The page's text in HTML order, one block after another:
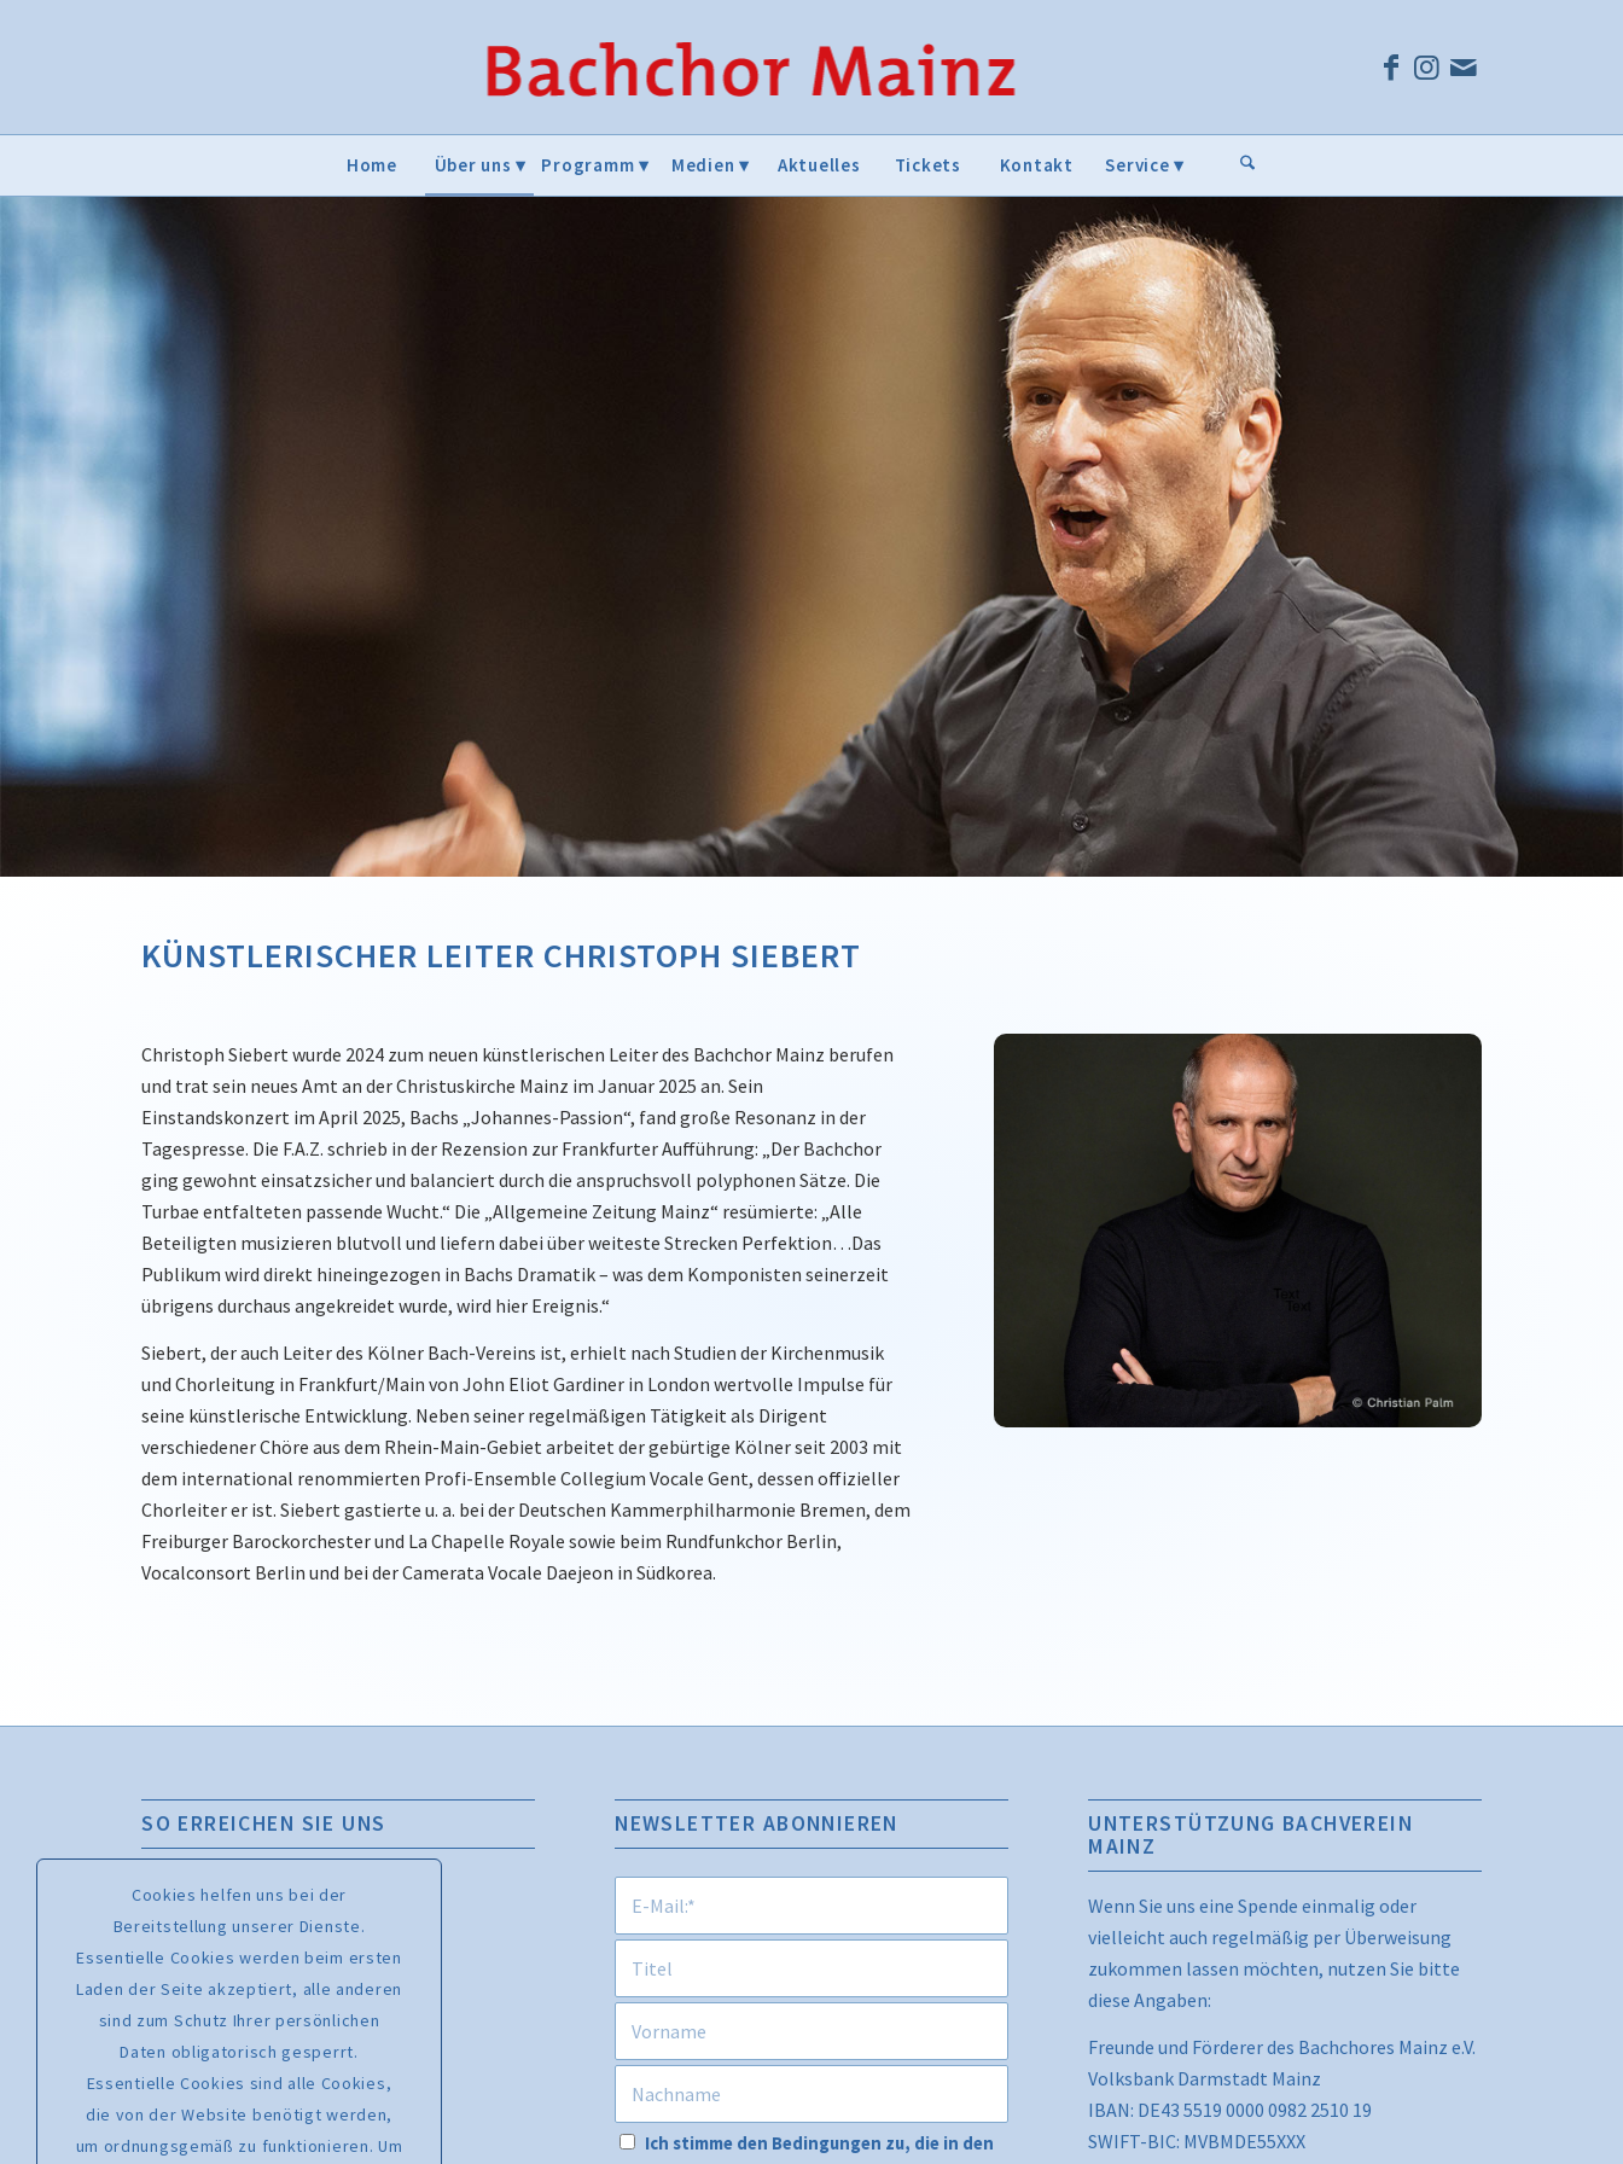
Home Über uns Programm Medien Aktuelles Tickets Kontakt Service
KÜNSTLERISCHER LEITER CHRISTOPH SIEBERT
Christoph Siebert wurde 2024 zum neuen künstlerischen Leiter des Bachchor Mainz berufen
und trat sein neues Amt an der Christuskirche Mainz im Januar 2025 an. Sein
Einstandskonzert im April 2025, Bachs „Johannes-Passion“, fand große Resonanz in der
Tagespresse. Die F.A.Z. schrieb in der Rezension zur Frankfurter Aufführung: „Der Bachchor
ging gewohnt einsatzsicher und balanciert durch die anspruchsvoll polyphonen Sätze. Die
Turbae entfalteten passende Wucht.“ Die „Allgemeine Zeitung Mainz“ resümierte: „Alle
Beteiligten musizieren blutvoll und liefern dabei über weiteste Strecken Perfektion…Das
Publikum wird direkt hineingezogen in Bachs Dramatik – was dem Komponisten seinerzeit
übrigens durchaus angekreidet wurde, wird hier Ereignis.“
Siebert, der auch Leiter des Kölner Bach-Vereins ist, erhielt nach Studien der Kirchenmusik
und Chorleitung in Frankfurt/Main von John Eliot Gardiner in London wertvolle Impulse für
seine künstlerische Entwicklung. Neben seiner regelmäßigen Tätigkeit als Dirigent
verschiedener Chöre aus dem Rhein-Main-Gebiet arbeitet der gebürtige Kölner seit 2003 mit
dem international renommierten Profi-Ensemble Collegium Vocale Gent, dessen offizieller
Chorleiter er ist. Siebert gastierte u. a. bei der Deutschen Kammerphilharmonie Bremen, dem
Freiburger Barockorchester und La Chapelle Royale sowie beim Rundfunkchor Berlin,
Vocalconsort Berlin und bei der Camerata Vocale Daejeon in Südkorea.
Christoph Siebert
SO ERREICHEN SIE UNS
Chormanagement – Melanie Leising
Telefon: 0176 46760701
www.bachchormainz.de
www.facebook.com/bachchor.mz
info@bachchormainz.de
Kartenhotline: 06723 602170
NEWSLETTER ABONNIEREN
Ich stimme den Bedingungen zu, die in den
UNTERSTÜTZUNG BACHVEREIN
MAINZ
Wenn Sie uns eine Spende einmalig oder
vielleicht auch regelmäßig per Überweisung
zukommen lassen möchten, nutzen Sie bitte
diese Angaben:
Freunde und Förderer des Bachchores Mainz e.V.
Volksbank Darmstadt Mainz
IBAN: DE43 5519 0000 0982 2510 19
SWIFT-BIC: MVBMDE55XXX
Cookies helfen uns bei der
Bereitstellung unserer Dienste.
Essentielle Cookies werden beim ersten
Laden der Seite akzeptiert, alle anderen
sind zum Schutz Ihrer persönlichen
Daten obligatorisch gesperrt.
Essentielle Cookies sind alle Cookies,
die von der Website benötigt werden,
um ordnungsgemäß zu funktionieren. Um